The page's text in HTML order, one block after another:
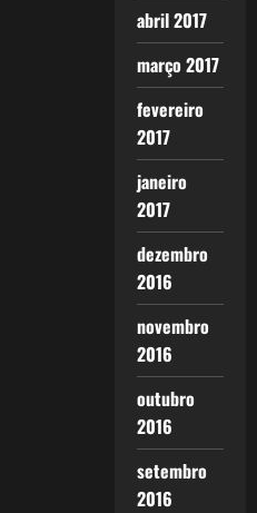
abril 2017
março 2017
fevereiro
2017
janeiro
2017
dezembro
2016
novembro
2016
outubro
2016
setembro
2016